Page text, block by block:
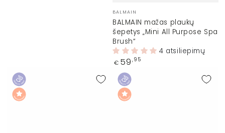
Prekinis
ženklas:
BALMAIN
BALMAIN mažas plaukų
šepetys „Mini All Purpose Spa
Brush“
4 atsiliepimų
Įprasta
€ 59 ,95